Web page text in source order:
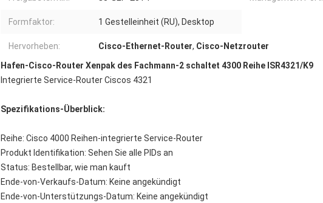
Formfaktor: 1 Gestelleinheit (RU), Desktop
Hervorheben: Cisco-Ethernet-Router, Cisco-Netzrouter
Hafen-Cisco-Router Xenpak des Fachmann-2 schaltet 4300 Reihe ISR4321/K9
Integrierte Service-Router Ciscos 4321
Spezifikations-Überblick:
Reihe: Cisco 4000 Reihen-integrierte Service-Router
Produkt Identifikation: Sehen Sie alle PIDs an
Status: Bestellbar, wie man kauft
Ende-von-Verkaufs-Datum: Keine angekündigt
Ende-von-Unterstützungs-Datum: Keine angekündigt